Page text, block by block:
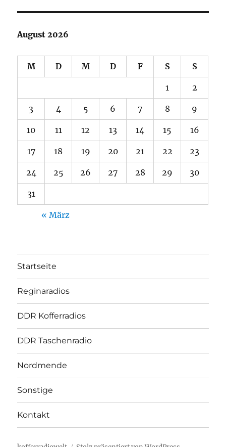
August 2026
M D M D F S S
1 2
3 4 5 6 7 8 9
10 11 12 13 14 15 16
17 18 19 20 21 22 23
24 25 26 27 28 29 30
31
« März
Startseite
Reginaradios
DDR Kofferradios
DDR Taschenradio
Nordmende
Sonstige
Kontakt